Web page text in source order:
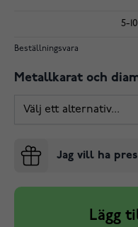
5-
Beställningsvara
Metallkarat och
Jag vill ha
Lägg